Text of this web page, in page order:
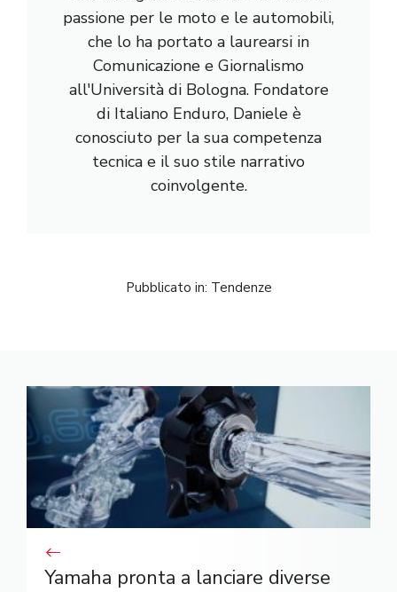
passione per le moto e le automobili,
che lo ha portato a laurearsi in
Comunicazione e Giornalismo
all'Università di Bologna. Fondatore
di Italiano Enduro, Daniele è
conosciuto per la sua competenza
tecnica e il suo stile narrativo
coinvolgente.
Pubblicato in: Tendenze
Yamaha pronta a lanciare diverse